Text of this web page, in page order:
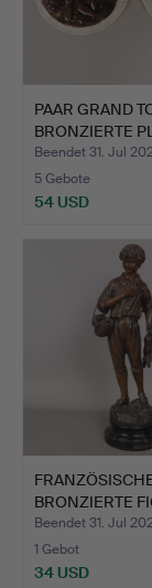
PAAR GRAND
BRONZIERTE
MIT P…
Beendet 31. Jul
5 Gebote
54 USD
BRONZIERTE
EINES JUNGEN.
Beendet 31. Jul
1 Gebot
34 USD